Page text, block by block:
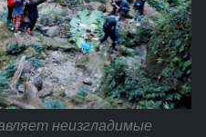
неизгладимые